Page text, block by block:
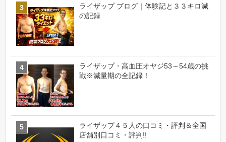
ライザップ ブログ｜体験記と３３キロ減
の記録
ライザップ・高血圧オヤジ53～54歳の挑
戦※減量期の全記録！
ライザップ４５人の口コミ・評判＆全国
店舗別口コミ・評判!!